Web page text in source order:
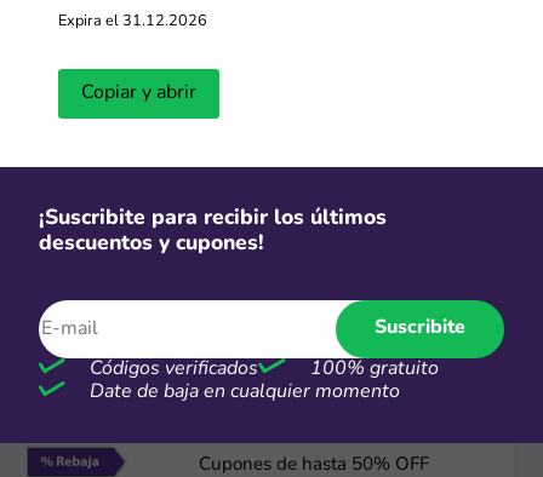
CSI
3 y 6 cuotas sin interés
3x2
3x2 en productos seleccionados
Más cupones de Macowens
Cupones de hasta 50% OFF
Expira el 31.12.2026
Copiar y abrir
¡Suscribite para recibir los últimos
descuentos y cupones!
Suscribite
Códigos verificados
100% gratuito
Date de baja en cualquier momento